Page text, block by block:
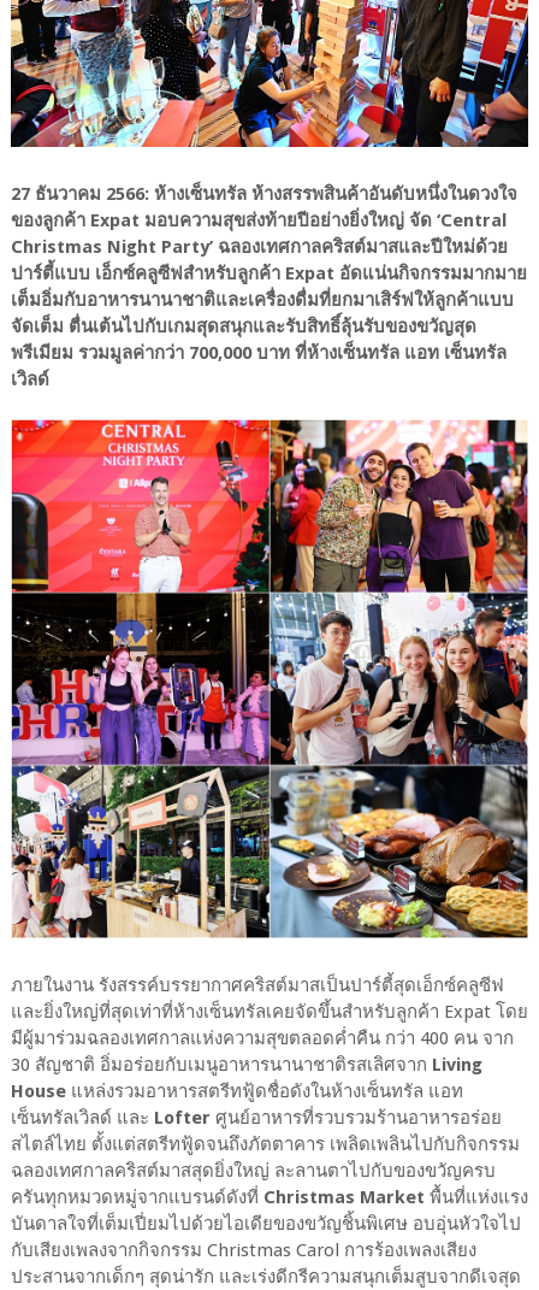
27 ธันวาคม 2566: ห้างเซ็นทรัล ห้างสรรพสินค้าอันดับหนึ่งในดวงใจ
ของลูกค้า Expat มอบความสุขส่งท้ายปีอย่างยิ่งใหญ่ จัด ‘Central
Christmas Night Party’ ฉลองเทศกาลคริสต์มาสและปีใหม่ด้วย
ปาร์ตี้แบบ เอ็กซ์คลูซีฟสำหรับลูกค้า Expat อัดแน่นกิจกรรมมากมาย
เต็มอิ่มกับอาหารนานาชาติและเครื่องดื่มที่ยกมาเสิร์ฟให้ลูกค้าแบบ
จัดเต็ม ตื่นเต้นไปกับเกมสุดสนุกและรับสิทธิ์ลุ้นรับของขวัญสุด
พรีเมียม รวมมูลค่ากว่า 700,000 บาท ที่ห้างเซ็นทรัล แอท เซ็นทรัล
เวิลด์
ภายในงาน รังสรรค์บรรยากาศคริสต์มาสเป็นปาร์ตี้สุดเอ็กซ์คลูซีฟ
และยิ่งใหญ่ที่สุดเท่าที่ห้างเซ็นทรัลเคยจัดขึ้นสำหรับลูกค้า Expat โดย
มีผู้มาร่วมฉลองเทศกาลแห่งความสุขตลอดค่ำคืน กว่า 400 คน จาก
30 สัญชาติ อิ่มอร่อยกับเมนูอาหารนานาชาติรสเลิศจาก Living
House แหล่งรวมอาหารสตรีทฟู้ดชื่อดังในห้างเซ็นทรัล แอท
เซ็นทรัลเวิลด์ และ Lofter ศูนย์อาหารที่รวบรวมร้านอาหารอร่อย
สไตล์ไทย ตั้งแต่สตรีทฟู้ดจนถึงภัตตาคาร เพลิดเพลินไปกับกิจกรรม
ฉลองเทศกาลคริสต์มาสสุดยิ่งใหญ่ ละลานตาไปกับของขวัญครบ
ครันทุกหมวดหมู่จากแบรนด์ดังที่ Christmas Market พื้นที่แห่งแรง
บันดาลใจที่เต็มเปี่ยมไปด้วยไอเดียของขวัญชิ้นพิเศษ อบอุ่นหัวใจไป
กับเสียงเพลงจากกิจกรรม Christmas Carol การร้องเพลงเสียง
ประสานจากเด็กๆ สุดน่ารัก และเร่งดีกรีความสนุกเต็มสูบจากดีเจสุด